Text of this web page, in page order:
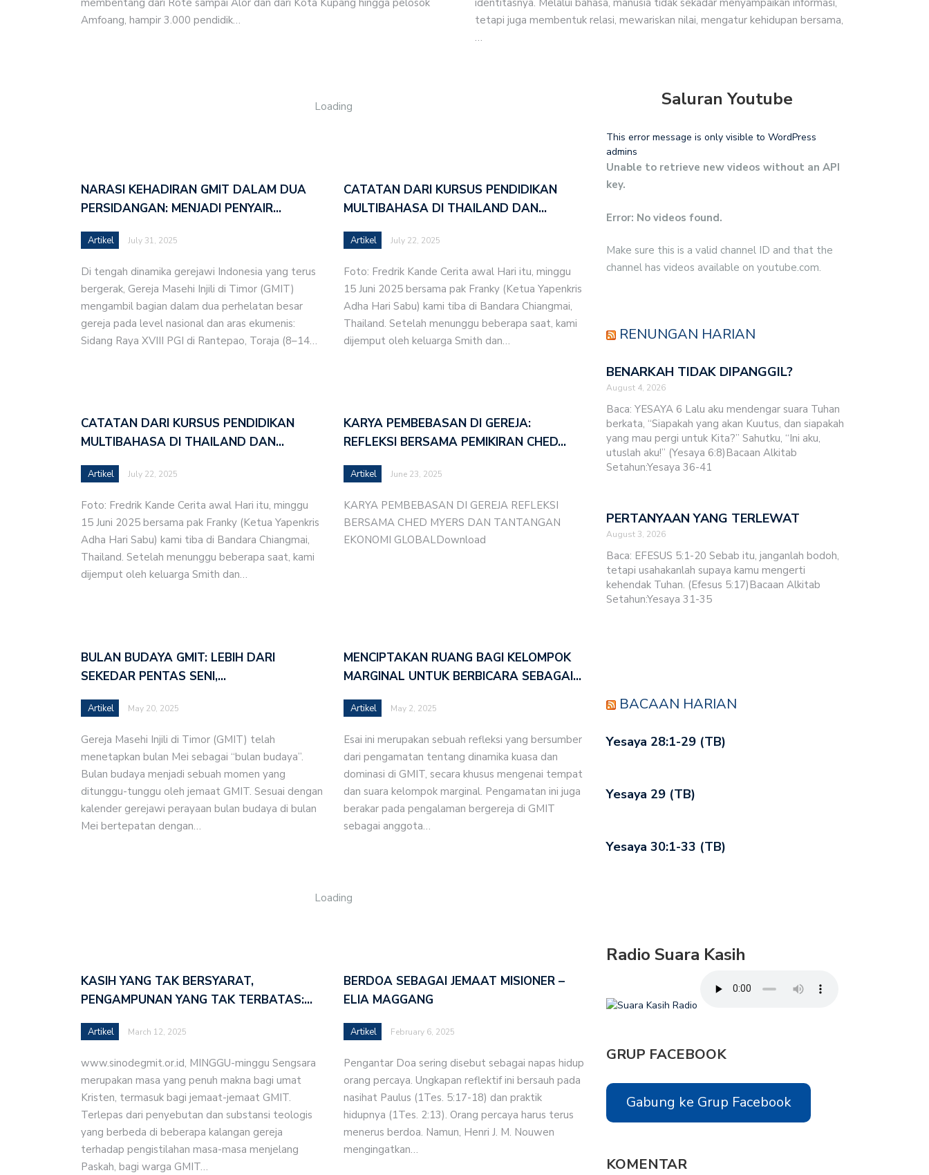
Intervensi Gereja dalam Program Pemberdayaan Ekonomi Pemerintah Kabupaten
Emeritasi Pdt. Elyanor Nalle dan Perhadapan Pdt. Fedriana Manafe
HUT ke-15 Jemaat Calvari Osiloa-Menuju Pertanian Terintegrasi
Satuan Pelayanan dan Tim Pelayanan Perkuat Kinerja BPP Sinode dan UPP
Majelis Sinode
UBB-GMIT Luncurkan Buku Cerita Yusuf dalam Bahasa Dengka
Majelis Sinode GMIT Resmikan Gedung Gereja Imanuel Siuf, Amarasi Timur
Majelis Sinode GMIT Gelar Rakor Evaluasi Pelayanan Semester I Tahun 2026 di
Resmi Mandiri, GMIT Jemaat Kharisma Penfui Gelar Pentahbisan Gedung Gereja
dan Perhadapan Pendeta
Tuduhan Penutupan Irigasi Dinilai Sepihak, Sinode GMIT Lapor ke Lurah
Naibonat
Bahan Bulan Kebangsaan Tahun 2026
Genap 68 Tahun, Majelis Sinode GMIT Resmikan Pemandirian Jemaat Kefas
Kaipera di Alor Timur
UKI dan YKBN Gelar Kunjungan Strategis ke Sinode GMIT, Perkuat Kolaborasi
Pendidikan dan Beasiswa
membentang dari Rote sampai Alor dan dari Kota Kupang hingga pelosok
Amfoang, hampir 3.000 pendidik…
identitasnya. Melalui bahasa, manusia tidak sekadar menyampaikan informasi,
tetapi juga membentuk relasi, mewariskan nilai, mengatur kehidupan bersama,
…
Loading
NARASI KEHADIRAN GMIT DALAM DUA
PERSIDANGAN: MENJADI PENYAIR…
Artikel July 31, 2025
Di tengah dinamika gerejawi Indonesia yang terus
bergerak, Gereja Masehi Injili di Timor (GMIT)
mengambil bagian dalam dua perhelatan besar
gereja pada level nasional dan aras ekumenis:
Sidang Raya XVIII PGI di Rantepao, Toraja (8–14…
CATATAN DARI KURSUS PENDIDIKAN
MULTIBAHASA DI THAILAND DAN…
Artikel July 22, 2025
Foto: Fredrik Kande Cerita awal Hari itu, minggu
15 Juni 2025 bersama pak Franky (Ketua Yapenkris
Adha Hari Sabu) kami tiba di Bandara Chiangmai,
Thailand. Setelah menunggu beberapa saat, kami
dijemput oleh keluarga Smith dan…
CATATAN DARI KURSUS PENDIDIKAN
MULTIBAHASA DI THAILAND DAN…
Artikel July 22, 2025
Foto: Fredrik Kande Cerita awal Hari itu, minggu
15 Juni 2025 bersama pak Franky (Ketua Yapenkris
Adha Hari Sabu) kami tiba di Bandara Chiangmai,
Thailand. Setelah menunggu beberapa saat, kami
dijemput oleh keluarga Smith dan…
KARYA PEMBEBASAN DI GEREJA:
REFLEKSI BERSAMA PEMIKIRAN CHED…
Artikel June 23, 2025
KARYA PEMBEBASAN DI GEREJA REFLEKSI
BERSAMA CHED MYERS DAN TANTANGAN
EKONOMI GLOBALDownload
BULAN BUDAYA GMIT: LEBIH DARI
SEKEDAR PENTAS SENI,…
Artikel May 20, 2025
Gereja Masehi Injili di Timor (GMIT) telah
menetapkan bulan Mei sebagai “bulan budaya”.
Bulan budaya menjadi sebuah momen yang
ditunggu-tunggu oleh jemaat GMIT. Sesuai dengan
kalender gerejawi perayaan bulan budaya di bulan
Mei bertepatan dengan…
MENCIPTAKAN RUANG BAGI KELOMPOK
MARGINAL UNTUK BERBICARA SEBAGAI…
Artikel May 2, 2025
Esai ini merupakan sebuah refleksi yang bersumber
dari pengamatan tentang dinamika kuasa dan
dominasi di GMIT, secara khusus mengenai tempat
dan suara kelompok marginal. Pengamatan ini juga
berakar pada pengalaman bergereja di GMIT
sebagai anggota…
Loading
KASIH YANG TAK BERSYARAT,
PENGAMPUNAN YANG TAK TERBATAS:…
Artikel March 12, 2025
www.sinodegmit.or.id, MINGGU-minggu Sengsara
merupakan masa yang penuh makna bagi umat
Kristen, termasuk bagi jemaat-jemaat GMIT.
Terlepas dari penyebutan dan substansi teologis
yang berbeda di beberapa kalangan gereja
terhadap pengistilahan masa-masa menjelang
Paskah, bagi warga GMIT…
BERDOA SEBAGAI JEMAAT MISIONER –
ELIA MAGGANG
Artikel February 6, 2025
Pengantar Doa sering disebut sebagai napas hidup
orang percaya. Ungkapan reflektif ini bersauh pada
nasihat Paulus (1Tes. 5:17-18) dan praktik
hidupnya (1Tes. 2:13). Orang percaya harus terus
menerus berdoa. Namun, Henri J. M. Nouwen
mengingatkan…
Saluran Youtube
This error message is only visible to WordPress
admins
Unable to retrieve new videos without an API
key.
Error: No videos found.
Make sure this is a valid channel ID and that the
channel has videos available on youtube.com.
RENUNGAN HARIAN
BENARKAH TIDAK DIPANGGIL?
August 4, 2026
Baca: YESAYA 6 Lalu aku mendengar suara Tuhan
berkata, “Siapakah yang akan Kuutus, dan siapakah
yang mau pergi untuk Kita?” Sahutku, “Ini aku,
utuslah aku!” (Yesaya 6:8)Bacaan Alkitab
Setahun:Yesaya 36-41
PERTANYAAN YANG TERLEWAT
August 3, 2026
Baca: EFESUS 5:1-20 Sebab itu, janganlah bodoh,
tetapi usahakanlah supaya kamu mengerti
kehendak Tuhan. (Efesus 5:17)Bacaan Alkitab
Setahun:Yesaya 31-35
BACAAN HARIAN
Yesaya 28:1-29 (TB)
Yesaya 29 (TB)
Yesaya 30:1-33 (TB)
Radio Suara Kasih
GRUP FACEBOOK
Gabung ke Grup Facebook
KOMENTAR